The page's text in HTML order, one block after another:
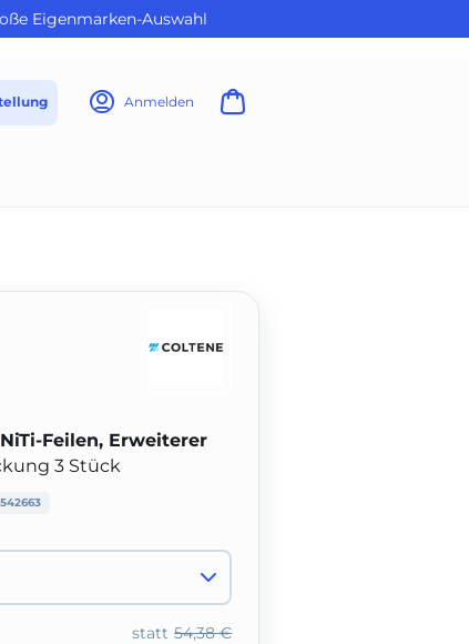
Eigenmarken-Auswahl
Anmelden
Feilen, Erweiterer
3 Stück
54,38 €
statt